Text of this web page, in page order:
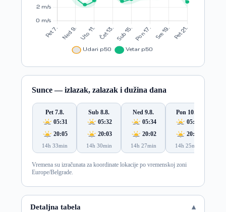
Sunce — izlazak, zalazak i dužina dana
Pet 7.8.
05:31
20:05
14h 33min
Sub 8.8.
05:32
20:03
14h 30min
Ned 9.8.
05:34
20:02
14h 27min
Pon 10.8.
05:35
20:00
14h 25min
Vremena su izračunata za koordinate lokacije po vremenskoj zoni
Europe/Belgrade.
Detaljna tabela